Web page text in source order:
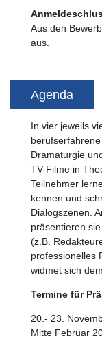
Aus den
aus.
Agenda
In vier jeweils
Dramaturgie
TV-Filme in
Teilnehmer
kennen und
Dialogszenen.
präsentieren
(z.B.
professionelles
widmet sich
Termine für
20.- 23.
Mitte Februar